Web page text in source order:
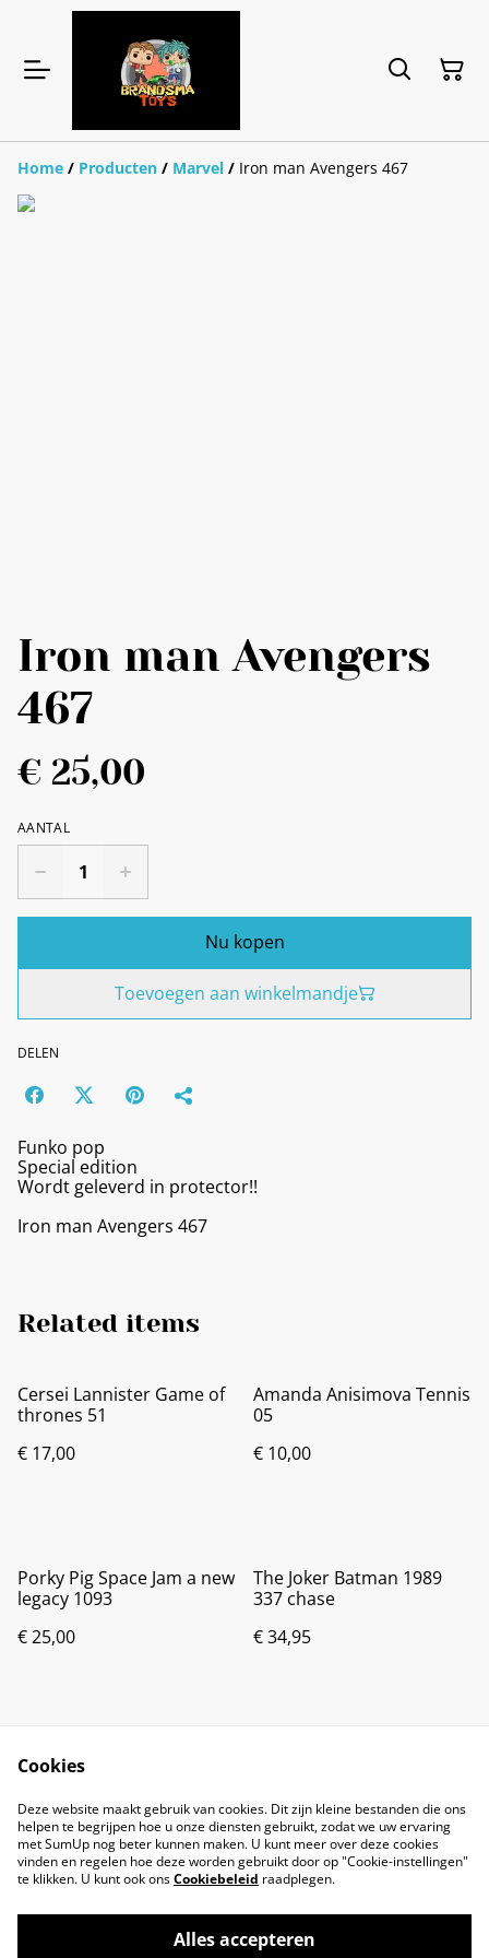
Home / Producten / Marvel / Iron man Avengers 467
Iron man Avengers
467
€ 25,00
AANTAL
Nu kopen
Toevoegen aan winkelmandje
DELEN
Funko pop
Special edition
Wordt geleverd in protector!!
Iron man Avengers 467
Related items
Cersei Lannister Game of
thrones 51
€ 17,00
Amanda Anisimova Tennis
05
€ 10,00
Porky Pig Space Jam a new
legacy 1093
€ 25,00
The Joker Batman 1989
337 chase
€ 34,95
Cookies
Deze website maakt gebruik van cookies. Dit zijn kleine bestanden die ons
helpen te begrijpen hoe u onze diensten gebruikt, zodat we uw ervaring
met SumUp nog beter kunnen maken. U kunt meer over deze cookies
vinden en regelen hoe deze worden gebruikt door op "Cookie-instellingen"
te klikken. U kunt ook onsCookiebeleid raadplegen.
Alles accepteren